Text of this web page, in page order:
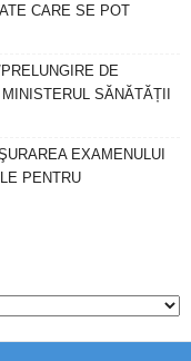
CARE SE POT
DE
SĂNĂTĂȚII
EXAMENULUI
PENTRU